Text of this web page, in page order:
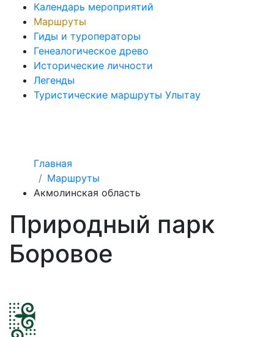
Календарь мероприятий
Маршруты
Гиды и туроператоры
Генеалогическое древо
Исторические личности
Легенды
Туристические маршруты Улытау
Главная
Маршруты
Акмолинская область
Природный парк
Боровое